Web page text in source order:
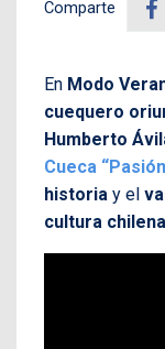
Comparte
En Modo
cuequero
Humberto
Cueca
historia y el
cultura chilena